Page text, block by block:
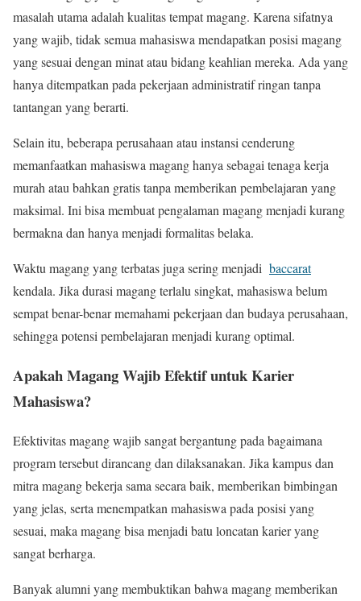
masalah utama adalah kualitas tempat magang. Karena sifatnya
yang wajib, tidak semua mahasiswa mendapatkan posisi magang
yang sesuai dengan minat atau bidang keahlian mereka. Ada yang
hanya ditempatkan pada pekerjaan administratif ringan tanpa
tantangan yang berarti.
Selain itu, beberapa perusahaan atau instansi cenderung
memanfaatkan mahasiswa magang hanya sebagai tenaga kerja
murah atau bahkan gratis tanpa memberikan pembelajaran yang
maksimal. Ini bisa membuat pengalaman magang menjadi kurang
bermakna dan hanya menjadi formalitas belaka.
Waktu magang yang terbatas juga sering menjadi baccarat
kendala. Jika durasi magang terlalu singkat, mahasiswa belum
sempat benar-benar memahami pekerjaan dan budaya perusahaan,
sehingga potensi pembelajaran menjadi kurang optimal.
Apakah Magang Wajib Efektif untuk Karier
Mahasiswa?
Efektivitas magang wajib sangat bergantung pada bagaimana
program tersebut dirancang dan dilaksanakan. Jika kampus dan
mitra magang bekerja sama secara baik, memberikan bimbingan
yang jelas, serta menempatkan mahasiswa pada posisi yang
sesuai, maka magang bisa menjadi batu loncatan karier yang
sangat berharga.
Banyak alumni yang membuktikan bahwa magang memberikan